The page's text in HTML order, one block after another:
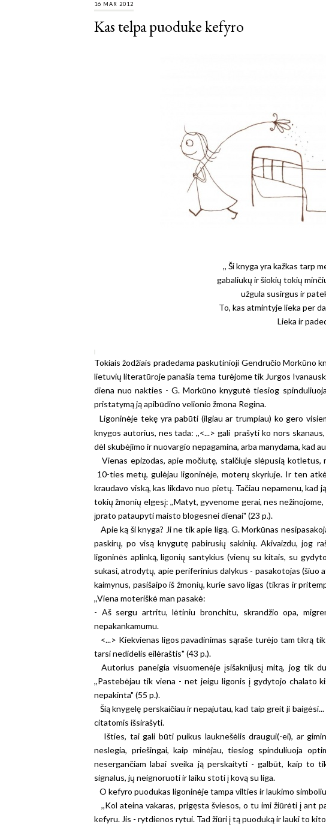
16 MAR 2012
Kas telpa puoduke kefyro
,, Ši knyga yra kažkas tarp
gabaliukų ir šiokių tokių
užgula susirgus ir
To, kas atmintyje lieka per
Lieka ir
Tokiais žodžiais pradedama paskutinioji Gendručio Morkūno
lietuvių literatūroje panašia tema turėjome tik Jurgos
diena nuo nakties - G. Morkūno knygutė tiesiog
pristatymą ją apibūdino velionio žmona Regina.
Ligoninėje tekę yra pabūti (ilgiau ar trumpiau) ko gero
knygos autorius, nes tada: ,,<...> gali prašyti ko nors
dėl skubėjimo ir nuovargio nepagamina, arba manydama, kad
Vienas epizodas, apie močiutę, stalčiuje slėpusią kotletus,
10-ties metų, gulėjau ligoninėje, moterų skyriuje. Ir ten
kraudavo viską, kas likdavo nuo pietų. Tačiau nepamenu, kad
tokių žmonių elgesį: ,,Matyt, gyvenome gerai, nes
įprato pataupyti maisto blogesnei dienai" (23 p.).
Apie ką ši knyga? Ji ne tik apie ligą. G. Morkūnas
paskirų, po visą knygutę pabirusių sakinių. Akivaizdu, jog
ligoninės aplinką, ligonių santykius (vienų su kitais, su
sukasi, atrodytų, apie periferinius dalykus - pasakotojas
kaimynus, pasišaipo iš žmonių, kurie savo ligas (tikras ir
,,Viena moteriškė man pasakė:
- Aš sergu artritu, lėtiniu bronchitu, skrandžio opa,
nepakankamumu.
<...> Kiekvienas ligos pavadinimas sąraše turėjo tam tikrą
tarsi nedidelis eilėraštis" (43 p.).
Autorius paneigia visuomenėje įsišaknijusį mitą, jog tik
,,Pastebėjau tik viena - net jeigu ligonis į gydytojo chalato
nepakinta" (55 p.).
Šią knygelę perskaičiau ir nepajutau, kad taip greit ji
citatomis išsirašyti.
Išties, tai gali būti puikus lauknešėlis draugui(-ei), ar
neslegia, priešingai, kaip minėjau, tiesiog spinduliuoja
nesergančiam labai sveika ją perskaityti - galbūt, kaip to
signalus, jų neignoruoti ir laiku stoti į kovą su liga.
O kefyro puodukas ligoninėje tampa vilties ir laukimo
,,Kol ateina vakaras, prigęsta šviesos, o tu imi žiūrėti į ant
kefyru. Jis - rytdienos rytui. Tad žiūri į tą puoduką ir lauki to